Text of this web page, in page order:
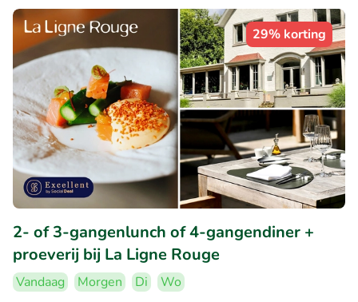
29% korting
2- of 3-gangenlunch of 4-gangendiner +
proeverij bij La Ligne Rouge
Vandaag Morgen Di
Wo